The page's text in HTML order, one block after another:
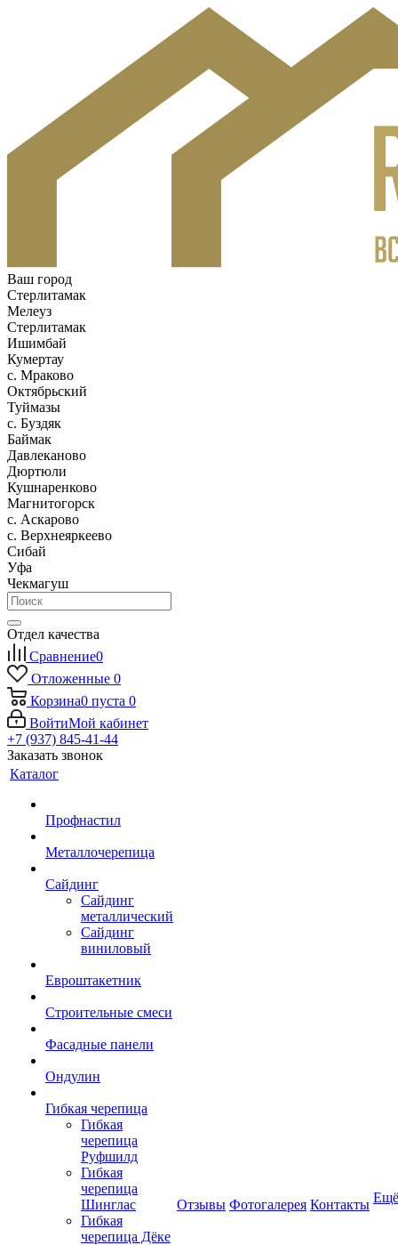
Ваш город
Стерлитамак
Мелеуз
Стерлитамак
Ишимбай
Кумертау
c. Мраково
Октябрьский
Туймазы
c. Буздяк
Баймак
Давлеканово
Дюртюли
Кушнаренково
Магнитогорск
с. Аскарово
с. Верхнеяркеево
Сибай
Уфа
Чекмагуш
Отдел качества
Сравнение0
Отложенные 0
Корзина0 пуста 0
ВойтиМой кабинет
+7 (937) 845-41-44
Заказать звонок
Каталог
Профнастил
Металлочерепица
Сайдинг
Сайдинг
металлический
Сайдинг
виниловый
Евроштакетник
Строительные смеси
Фасадные панели
Ондулин
Гибкая черепица
Гибкая
черепица
Руфшилд
Гибкая
черепица
Шинглас
Гибкая
черепица Дёке
Отзывы Фотогалерея Контакты Ещё